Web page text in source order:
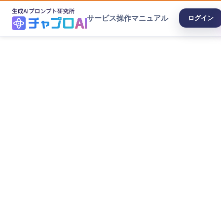
サービス操作マニュアル ログイン